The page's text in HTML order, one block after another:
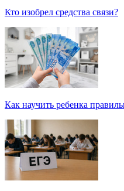
Кто изобрел средства связи?
Как научить ребенка